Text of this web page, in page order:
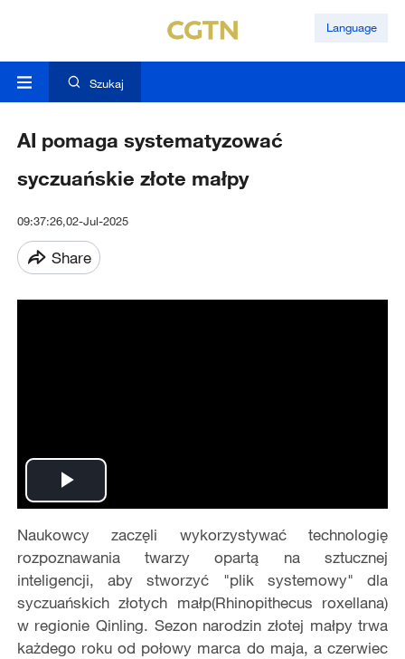
Language
Szukaj
AI pomaga systematyzować
syczuańskie złote małpy
09:37:26,02-Jul-2025
Share
Play
Video
Naukowcy zaczęli wykorzystywać technologię
rozpoznawania twarzy opartą na sztucznej
inteligencji, aby stworzyć "plik systemowy" dla
syczuańskich złotych małp(Rhinopithecus roxellana)
w regionie Qinling. Sezon narodzin złotej małpy trwa
każdego roku od połowy marca do maja, a czerwiec